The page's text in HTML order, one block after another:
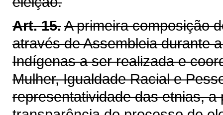
Art. 15.A primeira composição
através de Assembleia durante
Indígenas a ser realizada e
Mulher, Igualdade Racial e
representatividade das etnias,